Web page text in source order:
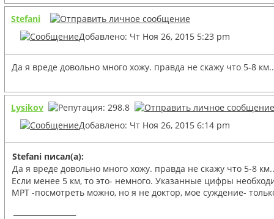
Stefani
Добавлено: Чт Ноя 26, 2015 5:23 pm
Да я вреде довольно много хожу. правда не скажу что 5-8
Lysikov
Добавлено: Чт Ноя 26, 2015 6:14 pm
Stefani писал(а):
Да я вреде довольно много хожу. правда не скажу что 5-8
Если менее 5 км, то это- немного. Указанные цифры
МРТ -посмотреть можно, но я не доктор, мое суждение-